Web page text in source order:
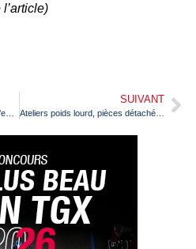
SUIVANT
Ateliers poids lourd, pièces détachées, sponsoring : Norca est sur tous les fronts